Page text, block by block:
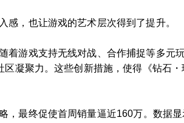
感，也让游戏的艺术层次得到了提升。
着游戏支持无线对战、合作捕捉等多元
区凝聚力。这些创新措施，使得《钻石
，最终促使首周销量逼近160万。数据